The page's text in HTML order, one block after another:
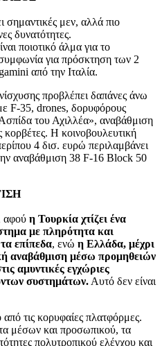
σημαντικές μεν, αλλά πιο
δυνατότητες.
ποιοτικό άλμα για το
για πρόσκτηση των 2
από την Ιταλία.
προβλέπει δαπάνες άνω
F-35, drones, δορυφόρους
του Αχιλλέα», αναβάθμιση
Η κοινοβουλευτική
4 δισ. ευρώ περιλαμβάνει
αναβάθμιση 38 F-16 Block 50
αφού η Τουρκία χτίζει ένα
με πληρότητα και
επίπεδα, ενώ η Ελλάδα, μέχρι
αναβάθμιση μέσω προμηθειών
αμυντικές εγχώριες
συστημάτων. Αυτό δεν είναι
τις κορυφαίες πλατφόρμες.
μέσων και προσωπικού, τα
πολυτροπικού ελέγχου και